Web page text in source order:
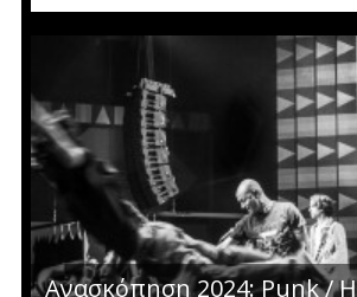
Ανασκόπηση 2024: Punk /